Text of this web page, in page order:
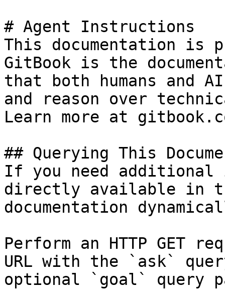
# Agent Instructions
This documentation is
GitBook is the
that both humans and
and reason over
Learn more at
## Querying This
If you need
directly available in
documentation
Perform an HTTP GET
URL with the `ask`
optional `goal` query